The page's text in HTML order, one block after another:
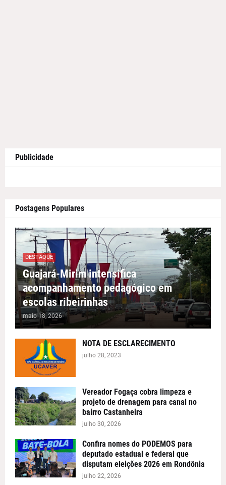
Publicidade
Postagens Populares
DESTAQUE
Guajará-Mirim intensifica
acompanhamento pedagógico em
escolas ribeirinhas
maio 18, 2026
NOTA DE ESCLARECIMENTO
julho 28, 2023
Vereador Fogaça cobra limpeza e
projeto de drenagem para canal no
bairro Castanheira
julho 30, 2026
Confira nomes do PODEMOS para
deputado estadual e federal que
disputam eleições 2026 em Rondônia
julho 22, 2026